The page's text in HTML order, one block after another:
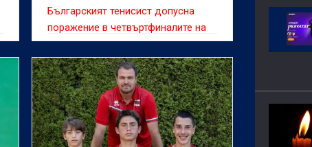
Българският тенисист допусна
поражение в четвъртфиналите на
сингъл на турнир по тенис от
сериите "Чалънджър"